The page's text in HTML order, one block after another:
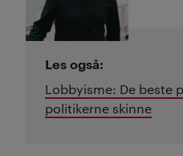
Les også:
Lobbyisme: De beste
politikerne skinne